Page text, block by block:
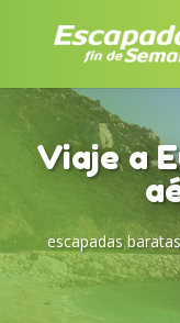
Viaje a
escapadas baratas